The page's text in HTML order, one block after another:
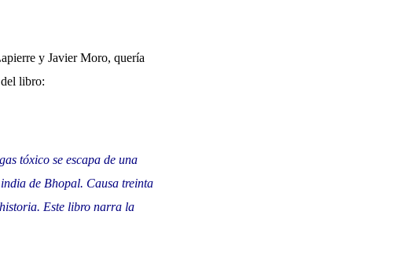
y Javier Moro, quería
libro:
tóxico se escapa de una
de Bhopal. Causa treinta
Este libro narra la